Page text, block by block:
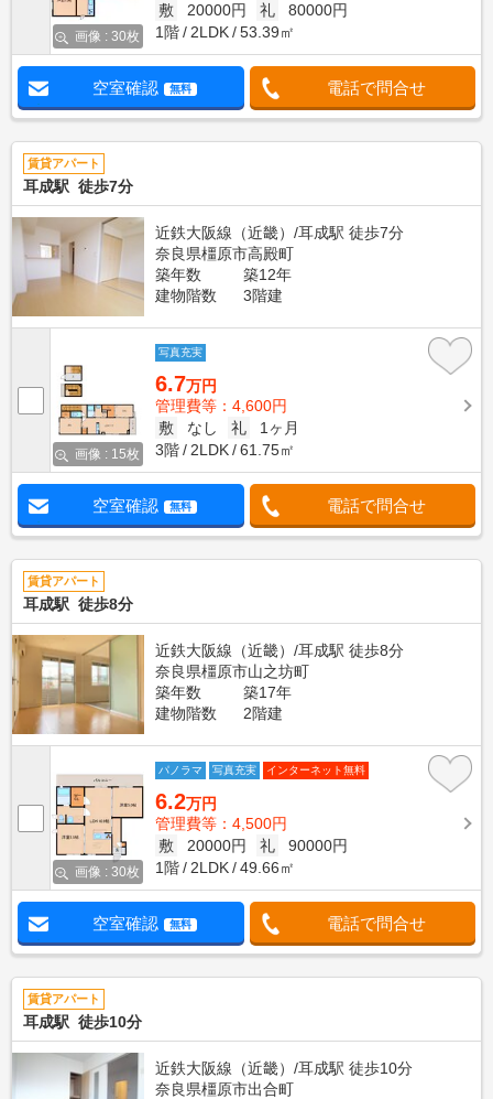
画像 : 30枚
敷
20000円 礼
80000円
1階
2LDK 53.39㎡
空室確認 無料 電話で問合せ
賃貸アパート
耳成駅 徒歩7分
近鉄大阪線（近畿）/耳成駅 徒歩7分
奈良県橿原市高殿町
築年数
築12年
建物階数
3階建
画像 : 15枚
写真充実
6.7万円
管理費等：4,600円
敷
なし 礼
1ヶ月
3階
2LDK 61.75㎡
空室確認 無料 電話で問合せ
賃貸アパート
耳成駅 徒歩8分
近鉄大阪線（近畿）/耳成駅 徒歩8分
奈良県橿原市山之坊町
築年数
築17年
建物階数
2階建
画像 : 30枚
パノラマ 写真充実 インターネット無料
6.2万円
管理費等：4,500円
敷
20000円 礼
90000円
1階
2LDK 49.66㎡
空室確認 無料 電話で問合せ
賃貸アパート
耳成駅 徒歩10分
近鉄大阪線（近畿）/耳成駅 徒歩10分
奈良県橿原市出合町